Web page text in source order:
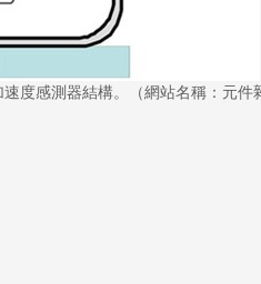
度感測器結構。（網站名稱：元件